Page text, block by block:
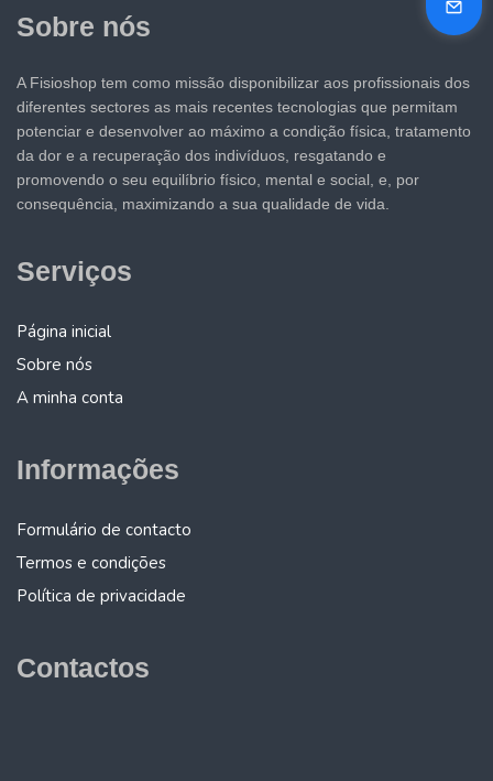
Sobre nós
A Fisioshop tem como missão disponibilizar aos profissionais dos
diferentes sectores as mais recentes tecnologias que permitam
potenciar e desenvolver ao máximo a condição física, tratamento
da dor e a recuperação dos indivíduos, resgatando e
promovendo o seu equilíbrio físico, mental e social, e, por
consequência, maximizando a sua qualidade de vida.
Serviços
Página inicial
Sobre nós
A minha conta
Informações
Formulário de contacto
Termos e condições
Política de privacidade
Contactos